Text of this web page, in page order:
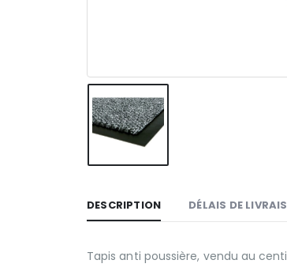
DESCRIPTION DÉLAIS DE
Tapis anti poussière, vendu au